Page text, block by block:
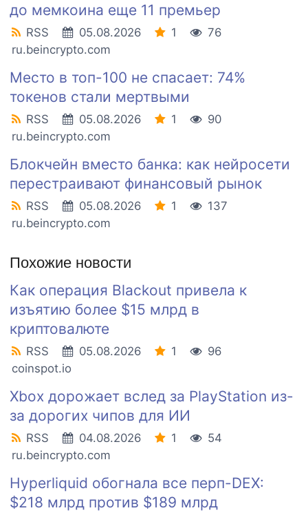
до мемкоина еще 11 премьер
RSS 05.08.2026 1
76
ru.beincrypto.com
Место в топ-100 не спасает: 74%
токенов стали мертвыми
RSS 05.08.2026 1
90
ru.beincrypto.com
Блокчейн вместо банка: как нейросети
перестраивают финансовый рынок
RSS 05.08.2026 1
137
ru.beincrypto.com
Похожие новости
Как операция Blackout привела к
изъятию более $15 млрд в
криптовалюте
RSS 05.08.2026 1
96
coinspot.io
Xbox дорожает вслед за PlayStation из-
за дорогих чипов для ИИ
RSS 04.08.2026 1
54
ru.beincrypto.com
Hyperliquid обогнала все перп-DEX:
$218 млрд против $189 млрд